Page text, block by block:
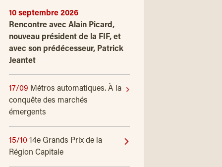
10 septembre 2026
Rencontre avec Alain Picard,
nouveau président de la FIF, et
avec son prédécesseur, Patrick
Jeantet
17/09 Métros automatiques. À la
conquête des marchés
émergents
15/10 14e Grands Prix de la
Région Capitale